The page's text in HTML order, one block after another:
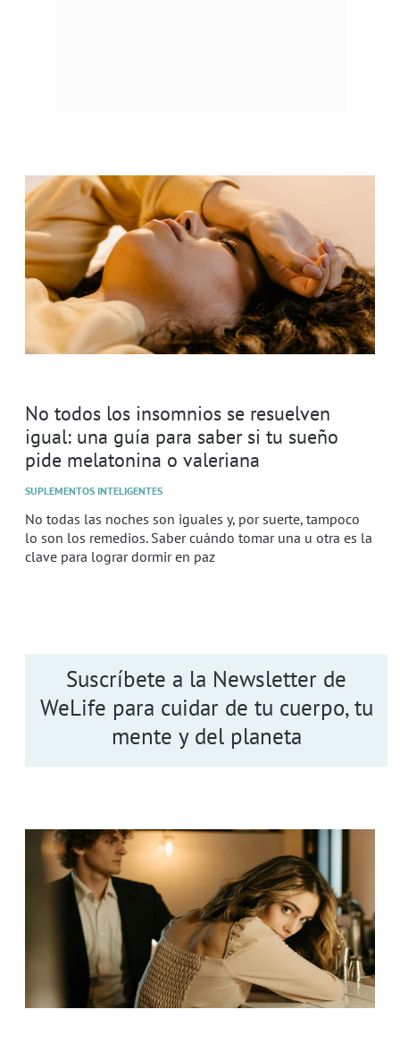
No todos los insomnios se resuelven
igual: una guía para saber si tu sueño
pide melatonina o valeriana
SUPLEMENTOS INTELIGENTES
No todas las noches son iguales y, por suerte, tampoco
lo son los remedios. Saber cuándo tomar una u otra es la
clave para lograr dormir en paz
Suscríbete a la Newsletter de
WeLife para cuidar de tu cuerpo, tu
mente y del planeta